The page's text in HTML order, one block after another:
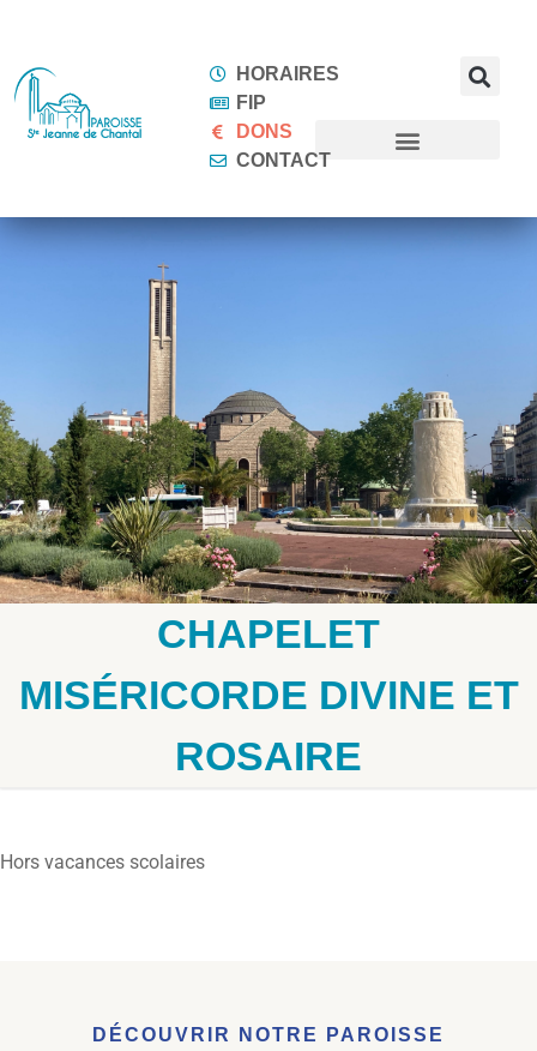
HORAIRES
FIP
DONS
CONTACT
CHAPELET
MISÉRICORDE DIVINE ET
ROSAIRE
Hors vacances scolaires
DÉCOUVRIR NOTRE PAROISSE